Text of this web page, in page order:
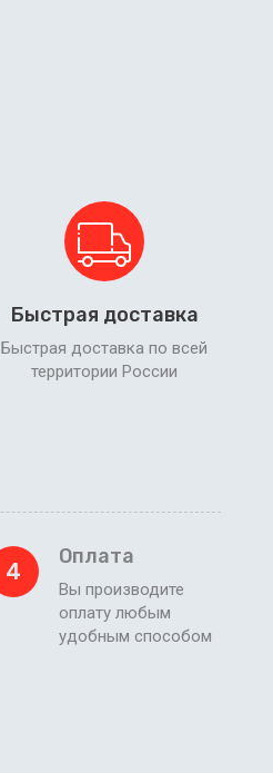
Быстрая доставка
Быстрая доставка по всей
территории России
4
Оплата
Вы производите
оплату любым
удобным способом